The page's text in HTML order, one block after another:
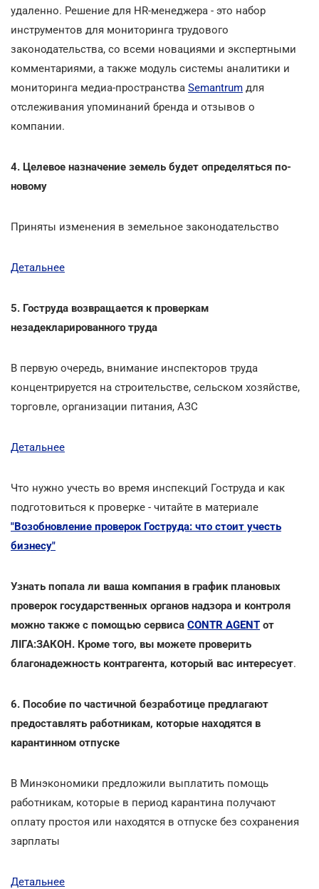
удаленно. Решение для HR-менеджера - это набор
инструментов для мониторинга трудового
законодательства, со всеми новациями и экспертными
комментариями, а также модуль системы аналитики и
мониторинга медиа-пространства Semantrum для
отслеживания упоминаний бренда и отзывов о
компании.
4. Целевое назначение земель будет определяться по-
новому
Приняты изменения в земельное законодательство
Детальнее
5. Гоструда возвращается к проверкам
незадекларированного труда
В первую очередь, внимание инспекторов труда
концентрируется на строительстве, сельском хозяйстве,
торговле, организации питания, АЗС
Детальнее
Что нужно учесть во время инспекций Гоструда и как
подготовиться к проверке - читайте в материале
"Возобновление проверок Гоструда: что стоит учесть
бизнесу"
Узнать попала ли ваша компания в график плановых
проверок государственных органов надзора и контроля
можно также с помощью сервиса CONTR AGENT от
ЛІГА:ЗАКОН. Кроме того, вы можете проверить
благонадежность контрагента, который вас интересует.
6. Пособие по частичной безработице предлагают
предоставлять работникам, которые находятся в
карантинном отпуске
В Минэкономики предложили выплатить помощь
работникам, которые в период карантина получают
оплату простоя или находятся в отпуске без сохранения
зарплаты
Детальнее